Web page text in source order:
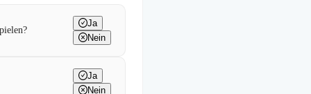
Ja
Nein
Ja
Nein